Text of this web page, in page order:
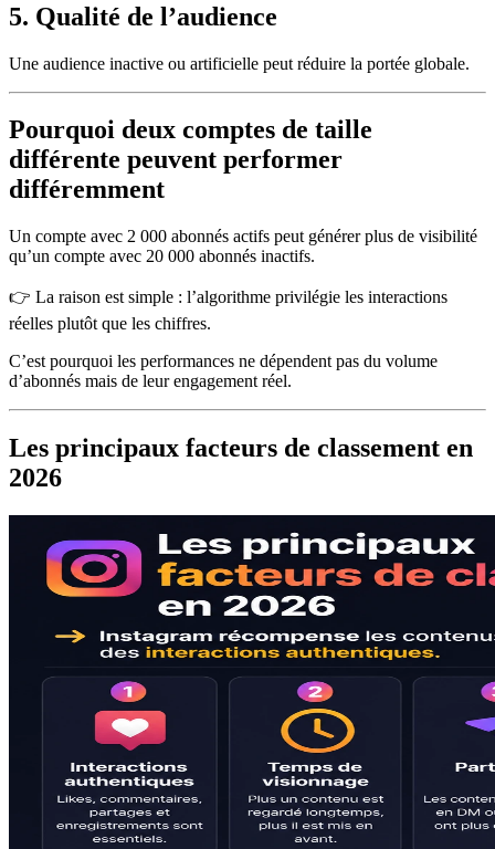
5. Qualité de l’audience
Une audience inactive ou artificielle peut réduire la portée globale.
Pourquoi deux comptes de taille
différente peuvent performer
différemment
Un compte avec 2 000 abonnés actifs peut générer plus de visibilité
qu’un compte avec 20 000 abonnés inactifs.
👉 La raison est simple : l’algorithme privilégie les interactions
réelles plutôt que les chiffres.
C’est pourquoi les performances ne dépendent pas du volume
d’abonnés mais de leur engagement réel.
Les principaux facteurs de classement en
2026